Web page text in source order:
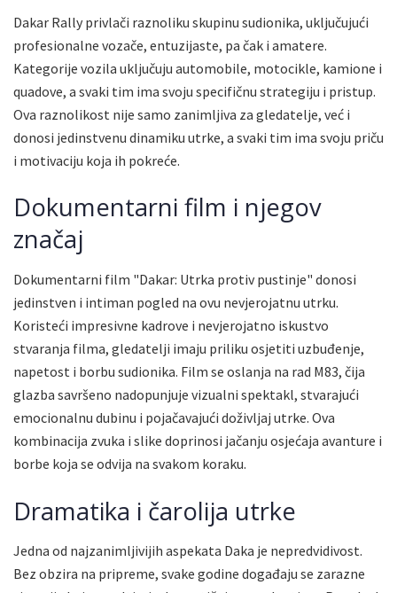
Dakar Rally privlači raznoliku skupinu sudionika, uključujući
profesionalne vozače, entuzijaste, pa čak i amatere.
Kategorije vozila uključuju automobile, motocikle, kamione i
quadove, a svaki tim ima svoju specifičnu strategiju i pristup.
Ova raznolikost nije samo zanimljiva za gledatelje, već i
donosi jedinstvenu dinamiku utrke, a svaki tim ima svoju priču
i motivaciju koja ih pokreće.
Dokumentarni film i njegov
značaj
Dokumentarni film "Dakar: Utrka protiv pustinje" donosi
jedinstven i intiman pogled na ovu nevjerojatnu utrku.
Koristeći impresivne kadrove i nevjerojatno iskustvo
stvaranja filma, gledatelji imaju priliku osjetiti uzbuđenje,
napetost i borbu sudionika. Film se oslanja na rad M83, čija
glazba savršeno nadopunjuje vizualni spektakl, stvarajući
emocionalnu dubinu i pojačavajući doživljaj utrke. Ova
kombinacija zvuka i slike doprinosi jačanju osjećaja avanture i
borbe koja se odvija na svakom koraku.
Dramatika i čarolija utrke
Jedna od najzanimljivijih aspekata Daka je nepredvidivost.
Bez obzira na pripreme, svake godine događaju se zarazne